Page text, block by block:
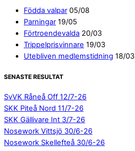
Födda valpar 05/08
Parningar 19/05
Förtroendevalda 20/03
Trippelprisvinnare 19/03
Utebliven medlemstidning 18/03
SENASTE RESULTAT
SvVK Råneå Off 12/7-26
SKK Piteå Nord 11/7-26
SKK Gällivare Int 3/7-26
Nosework Vittsjö 30/6-26
Nosework Skellefteå 30/6-26